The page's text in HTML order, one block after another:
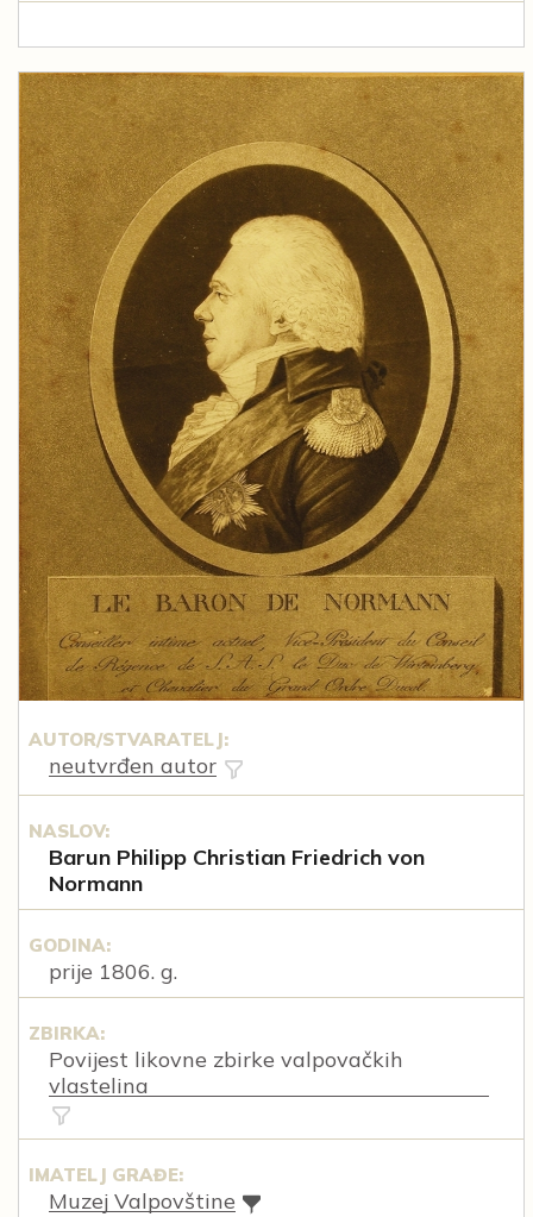
AUTOR/STVARATELJ:
neutvrđen autor
NASLOV:
Barun Philipp Christian Friedrich von
Normann
GODINA:
prije 1806. g.
ZBIRKA:
Povijest likovne zbirke valpovačkih
vlastelina
IMATELJ GRAĐE:
Muzej Valpovštine